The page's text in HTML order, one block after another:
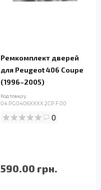
Ремкомплект дверей
для Peugeot 406 Coupe
(1996–2005)
Код товару:
04.PG0406XXXX.2CP.F.00
0
590.00 грн.